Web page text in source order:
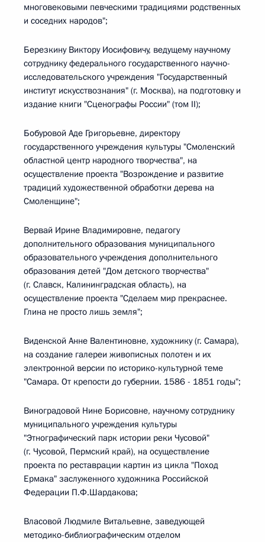
многовековыми певческими традициями родственных
и соседних народов";
Березкину Виктору Иосифовичу, ведущему научному
сотруднику федерального государственного научно-
исследовательского учреждения "Государственный
институт искусствознания" (г. Москва), на подготовку и
издание книги "Сценографы России" (том II);
Бобуровой Аде Григорьевне, директору
государственного учреждения культуры "Смоленский
областной центр народного творчества", на
осуществление проекта "Возрождение и развитие
традиций художественной обработки дерева на
Смоленщине";
Вервай Ирине Владимировне, педагогу
дополнительного образования муниципального
образовательного учреждения дополнительного
образования детей "Дом детского творчества"
(г. Славск, Калининградская область), на
осуществление проекта "Сделаем мир прекраснее.
Глина не просто лишь земля";
Виденской Анне Валентиновне, художнику (г. Самара),
на создание галереи живописных полотен и их
электронной версии по историко-культурной теме
"Самара. От крепости до губернии. 1586 - 1851 годы";
Виноградовой Нине Борисовне, научному сотруднику
муниципального учреждения культуры
"Этнографический парк истории реки Чусовой"
(г. Чусовой, Пермский край), на осуществление
проекта по реставрации картин из цикла "Поход
Ермака" заслуженного художника Российской
Федерации П.Ф.Шардакова;
Власовой Людмиле Витальевне, заведующей
методико-библиографическим отделом